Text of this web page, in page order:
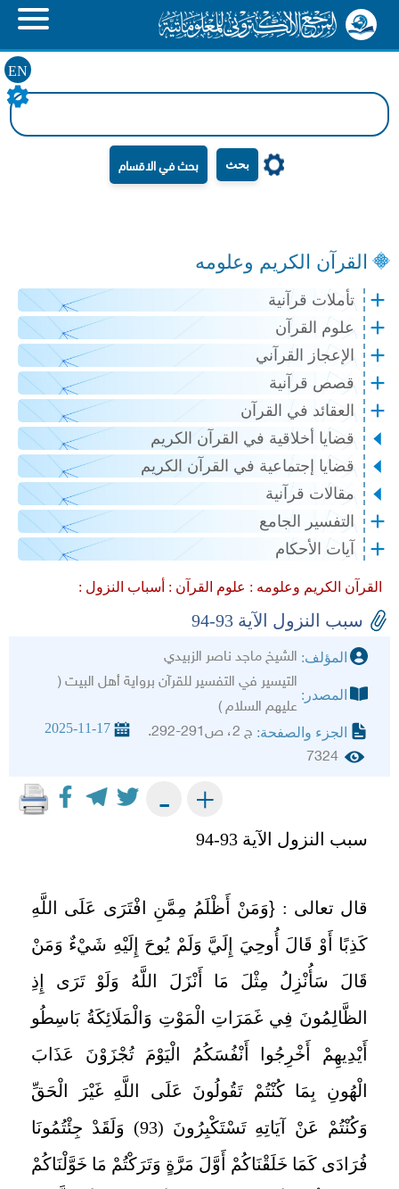
EN
بحث
القرآن الكريم وعلومه
تأملات قرآنية
علوم القرآن
الإعجاز القرآني
قصص قرآنية
العقائد في القرآن
قضايا أخلاقية في القرآن الكريم
قضايا إجتماعية في القرآن الكريم
مقالات قرآنية
التفسير الجامع
آيات الأحكام
القرآن الكريم وعلومه : علوم القرآن : أسباب النزول :
سبب النزول الآية 93-94
المؤلف: الشيخ ماجد ناصر الزبيدي
المصدر:
التيسير في التفسير للقرآن برواية أهل البيت (
عليهم السلام )
الجزء والصفحة: ج 2، ص291-292. 2025-11-17
7324
+
-
سبب النزول الآية 93-94
قال تعالى : {وَمَنْ أَظْلَمُ مِمَّنِ افْتَرَى عَلَى اللَّهِ
كَذِبًا أَوْ قَالَ أُوحِيَ إِلَيَّ وَلَمْ يُوحَ إِلَيْهِ شَيْءٌ وَمَنْ
قَالَ سَأُنْزِلُ مِثْلَ مَا أَنْزَلَ اللَّهُ وَلَوْ تَرَى إِذِ
الظَّالِمُونَ فِي غَمَرَاتِ الْمَوْتِ وَالْمَلَائِكَةُ بَاسِطُو
أَيْدِيهِمْ أَخْرِجُوا أَنْفُسَكُمُ الْيَوْمَ تُجْزَوْنَ عَذَابَ
الْهُونِ بِمَا كُنْتُمْ تَقُولُونَ عَلَى اللَّهِ غَيْرَ الْحَقِّ
وَكُنْتُمْ عَنْ آيَاتِهِ تَسْتَكْبِرُونَ (93) وَلَقَدْ جِئْتُمُونَا
فُرَادَى كَمَا خَلَقْنَاكُمْ أَوَّلَ مَرَّةٍ وَتَرَكْتُمْ مَا خَوَّلْنَاكُمْ